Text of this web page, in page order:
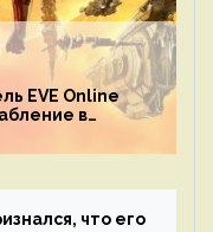
EVE Online
в
что его